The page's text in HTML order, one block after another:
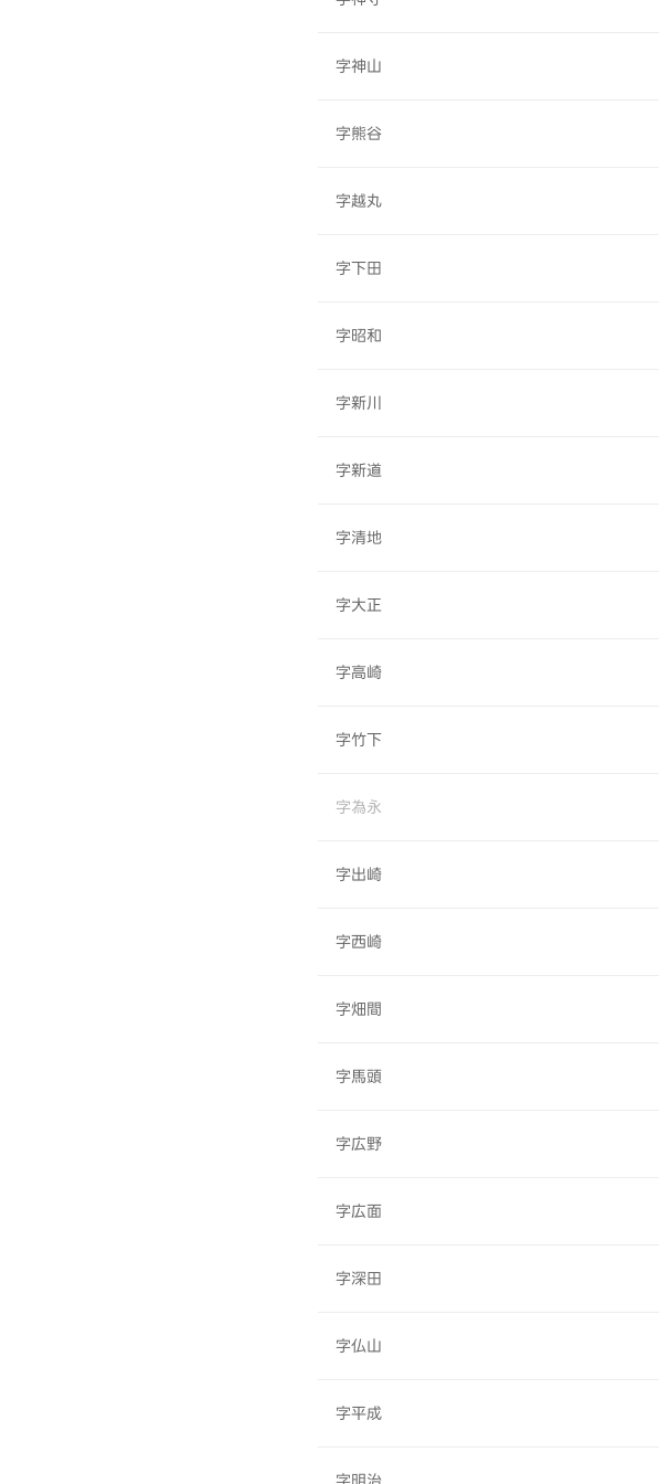
字神山
字熊谷
字越丸
字下田
字昭和
字新川
字新道
字清地
字大正
字高崎
字竹下
字為永
字出崎
字西崎
字畑間
字馬頭
字広野
字広面
字深田
字仏山
字平成